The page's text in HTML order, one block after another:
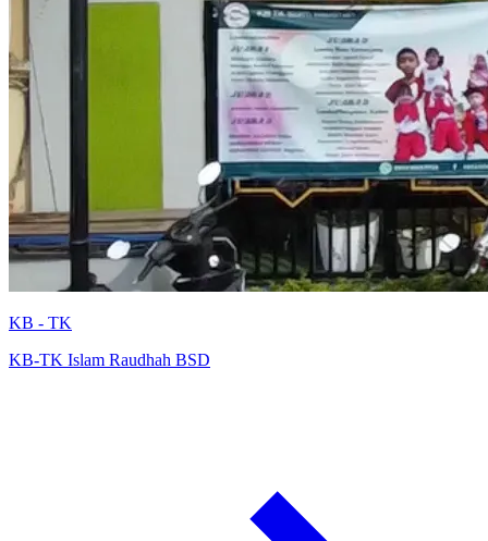
KB - TK
KB-TK Islam Raudhah BSD